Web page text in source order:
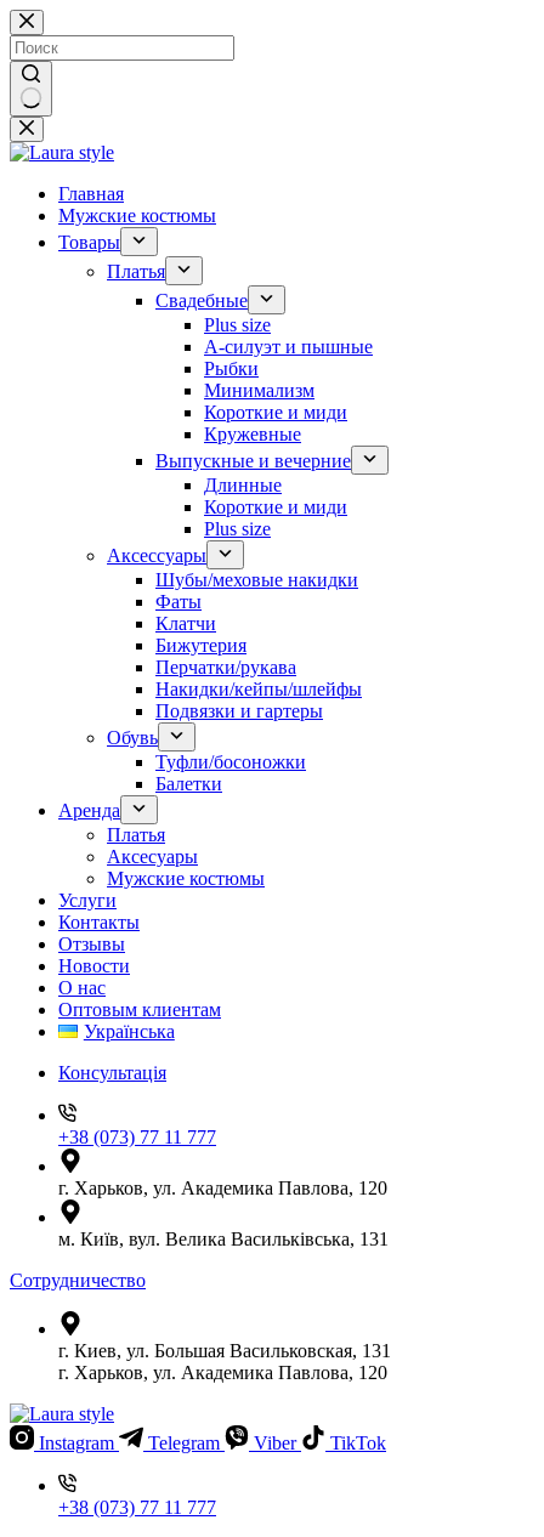
Перейти
к
сути
Ничего
не
Главная
Мужские костюмы
Товары
Платья
Свадебные
Plus size
А-силуэт и пышные
Рыбки
Минимализм
Короткие и миди
Кружевные
Выпускные и вечерние
Длинные
Короткие и миди
Plus size
Аксессуары
Шубы/меховые накидки
Фаты
Клатчи
Бижутерия
Перчатки/рукава
Накидки/кейпы/шлейфы
Подвязки и гартеры
Обувь
Туфли/босоножки
Балетки
Аренда
Платья
Аксесуары
Мужские костюмы
Услуги
Контакты
Отзывы
Новости
О нас
Оптовым клиентам
Українська
Консультація
+38 (073) 77 11 777
г. Харьков, ул. Академика Павлова, 120
м. Київ, вул. Велика Васильківська, 131
Сотрудничество
г. Киев, ул. Большая Васильковская, 131
г. Харьков, ул. Академика Павлова, 120
Instagram Telegram Viber TikTok
+38 (073) 77 11 777